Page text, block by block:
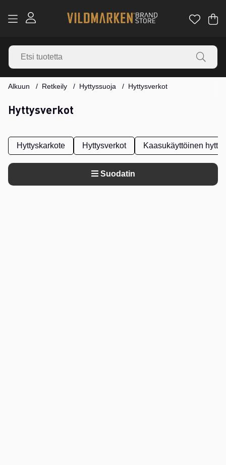
.
Alkuun Retkeily Hyttyssuoja Hyttysverkot
Hyttysverkot
Hyttyskarkote Hyttysverkot Kaasukäyttöinen
Suodatin